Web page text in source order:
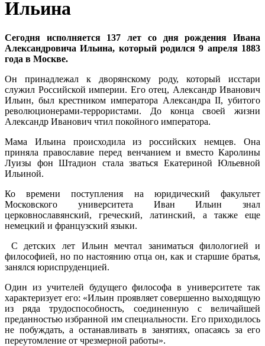
Ильина
Сегодня исполняется 137 лет со дня рождения Ивана
Александровича Ильина, который родился 9 апреля 1883
года в Москве.
Он принадлежал к дворянскому роду, который исстари
служил Российской империи. Его отец, Александр Иванович
Ильин, был крестником императора Александра II, убитого
революционерами-террористами. До конца своей жизни
Александр Иванович чтил покойного императора.
Мама Ильина происходила из российских немцев. Она
приняла православие перед венчанием и вместо Каролины
Луизы фон Штадион стала зваться Екатериной Юльевной
Ильиной.
Ко времени поступления на юридический факультет
Московского университета Иван Ильин знал
церковнославянский, греческий, латинский, а также еще
немецкий и французский языки.
С детских лет Ильин мечтал заниматься филологией и
философией, но по настоянию отца он, как и старшие братья,
занялся юриспруденцией.
Один из учителей будущего философа в университете так
характеризует его: «Ильин проявляет совершенно выходящую
из ряда трудоспособность, соединенную с величайшей
преданностью избранной им специальности. Его приходилось
не побуждать, а останавливать в занятиях, опасаясь за его
переутомление от чрезмерной работы».